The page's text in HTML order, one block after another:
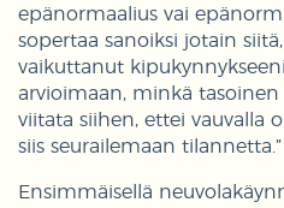
epänormaalius vai
sopertaa sanoiksi jotain
vaikuttanut
arvioimaan, minkä tasoinen
viitata siihen, ettei vauvalla
siis seurailemaan tilannetta.”
Ensimmäisellä